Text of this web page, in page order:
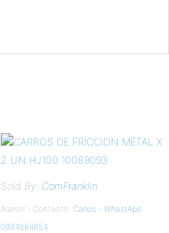
Sold By: ComFranklin
Asesor - Contacto: Carlos - WhastApp
0984664654